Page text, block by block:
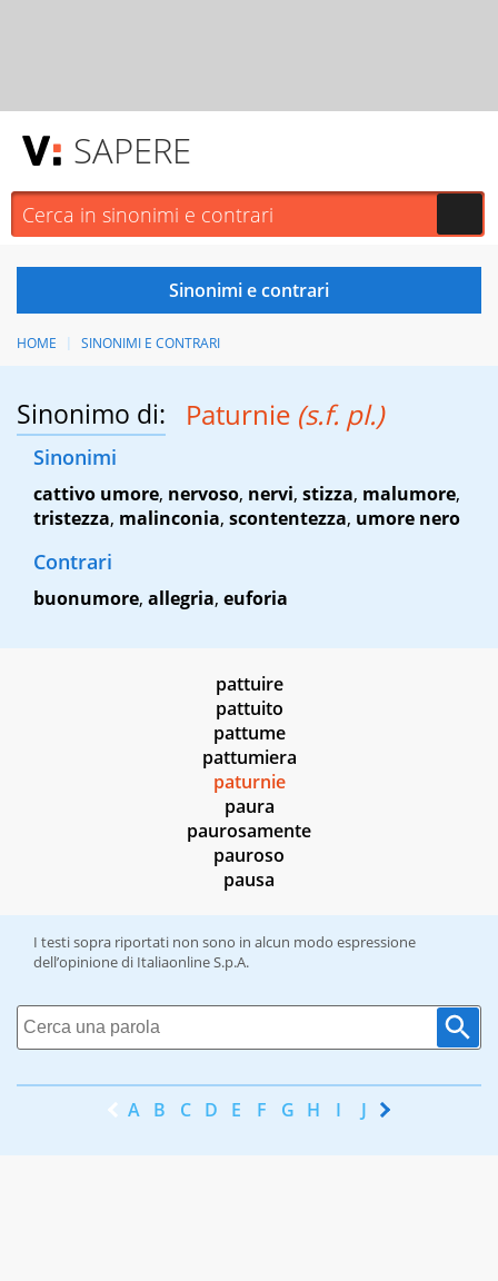
SAPERE
HOME SINONIMI E CONTRARI
Sinonimo di: Paturnie (s.f. pl.)
Sinonimi
cattivo umore, nervoso, nervi, stizza, malumore,
tristezza, malinconia, scontentezza, umore nero
Contrari
buonumore, allegria, euforia
pattuire
pattuito
pattume
pattumiera
paturnie
paura
paurosamente
pauroso
pausa
I testi sopra riportati non sono in alcun modo espressione
dell’opinione di Italiaonline S.p.A.
A B C D E F G H I J K